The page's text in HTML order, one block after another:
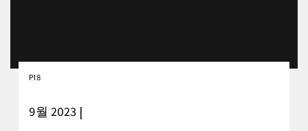
P18
9월 2023 |